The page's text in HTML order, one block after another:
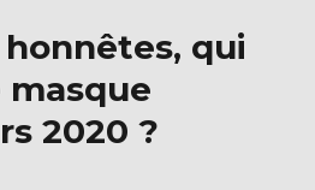
qui
masque
2020 ?